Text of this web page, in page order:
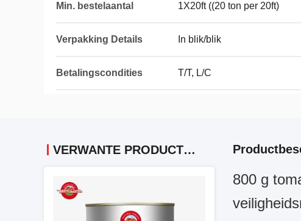
Min. bestelaantal 1X20ft ((20 ton per 20ft)
Verpakking Details In blik/blik
Betalingscondities T/T, L/C
VERWANTE PRODUCTEN
800 g